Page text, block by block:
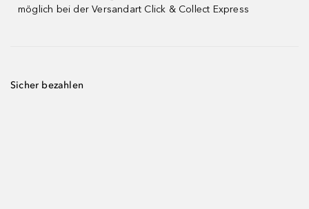
möglich bei der Versandart Click & Collect Express
Sicher bezahlen